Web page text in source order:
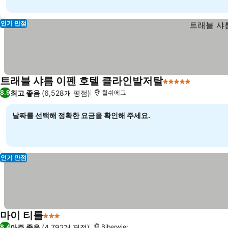
인기 만점
트래블 샤름 이펜 호텔 클라인발저탈5 성급
8.9최고 좋음 (6,528개 평점) 힐쉬에그
날짜를 선택해 정확한 요금을 확인해 주세요.
인기 만점
마이 티롤3 성급